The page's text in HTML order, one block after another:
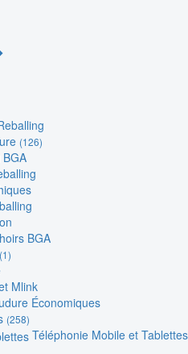
(126)
BGA
(1)
Mlink
Économiques
(258)
Téléphonie Mobile et Tablettes